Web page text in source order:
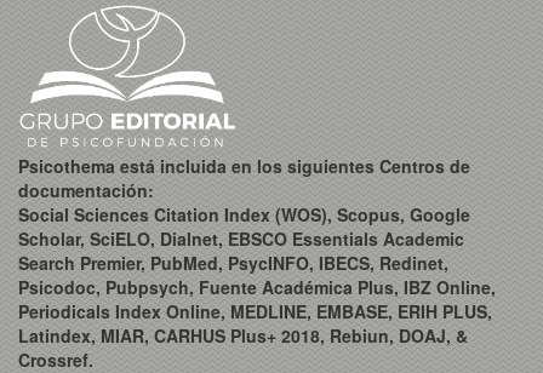
Psicothema está incluida en los siguientes Centros de
documentación:
Social Sciences Citation Index (WOS), Scopus, Google
Scholar, SciELO, Dialnet, EBSCO Essentials Academic
Search Premier, PubMed, PsycINFO, IBECS, Redinet,
Psicodoc, Pubpsych, Fuente Académica Plus, IBZ Online,
Periodicals Index Online, MEDLINE, EMBASE, ERIH PLUS,
Latindex, MIAR, CARHUS Plus+ 2018, Rebiun, DOAJ, &
Crossref.